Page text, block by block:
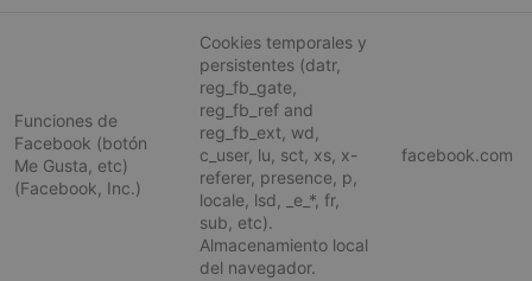
Funciones de
Facebook (botón
Me Gusta, etc)
(Facebook, Inc.)
Cookies temporales y
persistentes (datr,
reg_fb_gate,
reg_fb_ref and
reg_fb_ext, wd,
c_user, lu, sct, xs, x-
referer, presence, p,
locale, lsd, _e_*, fr,
sub, etc).
Almacenamiento local
del navegador.
facebook.com
VISITOR_PRIVACY_METADATA